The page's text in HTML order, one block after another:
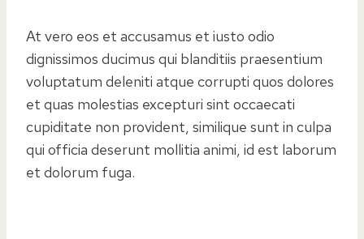
At vero eos et accusamus et iusto odio
dignissimos ducimus qui blanditiis praesentium
voluptatum deleniti atque corrupti quos dolores
et quas molestias excepturi sint occaecati
cupiditate non provident, similique sunt in culpa
qui officia deserunt mollitia animi, id est laborum
et dolorum fuga.